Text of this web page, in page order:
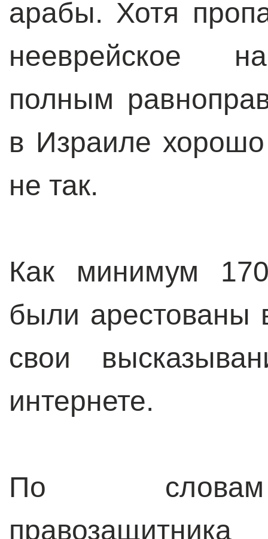
арабы. Хотя
нееврейское
полным
в Израиле
не так.
Как минимум
были арестованы
свои
интернете.
По словам